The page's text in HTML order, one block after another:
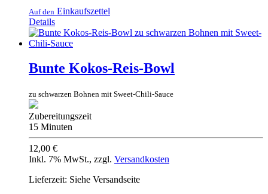
Auf den Einkaufszettel
Details
Bunte Kokos-Reis-Bowl
zu schwarzen Bohnen mit Sweet-Chili-Sauce
Zubereitungszeit
15 Minuten
12,00 €
Inkl. 7% MwSt., zzgl. Versandkosten
Lieferzeit: Siehe Versandseite